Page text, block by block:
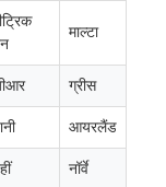
माल्टा
ग्रीस
आयरलैंड
नॉर्वे